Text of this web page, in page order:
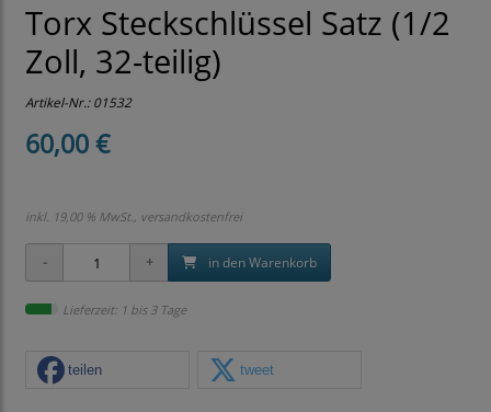
Torx Steckschlüssel Satz (1/2
Zoll, 32-teilig)
Artikel-Nr.:01532
60,00 €
inkl. 19,00 % MwSt., versandkostenfrei
in den Warenkorb
Lieferzeit: 1 bis 3 Tage
teilen tweet